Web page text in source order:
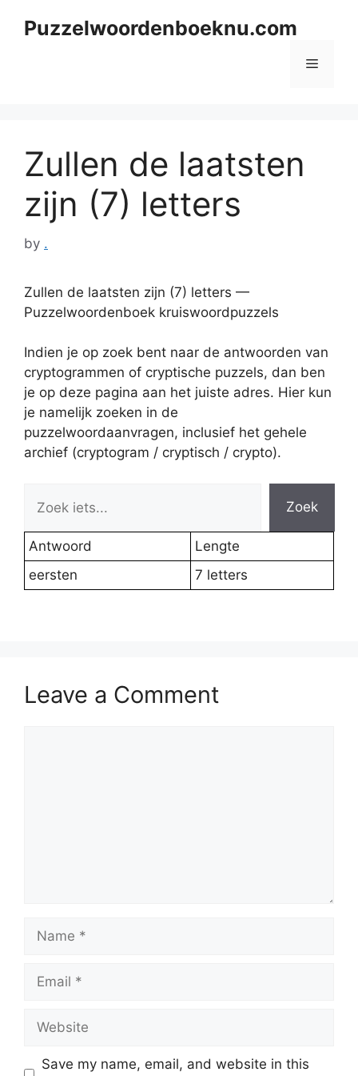
Puzzelwoordenboeknu.com
Menu
Zullen de laatsten
zijn (7) letters
by .
Zullen de laatsten zijn (7) letters —
Puzzelwoordenboek kruiswoordpuzzels
Indien je op zoek bent naar de antwoorden van
cryptogrammen of cryptische puzzels, dan ben
je op deze pagina aan het juiste adres. Hier kun
je namelijk zoeken in de
puzzelwoordaanvragen, inclusief het gehele
archief (cryptogram / cryptisch / crypto).
Zoek
Antwoord
Lengte
eersten
7 letters
Leave a Comment
Save my name, email, and website in this